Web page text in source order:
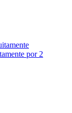
por 2